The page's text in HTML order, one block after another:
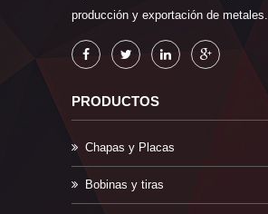
producción y exportación de metales.
PRODUCTOS
Chapas y Placas
Bobinas y tiras